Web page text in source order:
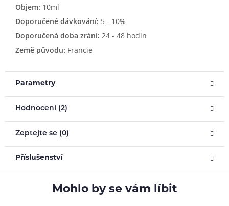
Objem: 10ml
Doporučené dávkování: 5 - 10%
Doporučená doba zrání: 24 - 48 hodin
Země původu: Francie
Parametry
Hodnocení (2)
Zeptejte se (0)
Příslušenství
Mohlo by se vám líbit